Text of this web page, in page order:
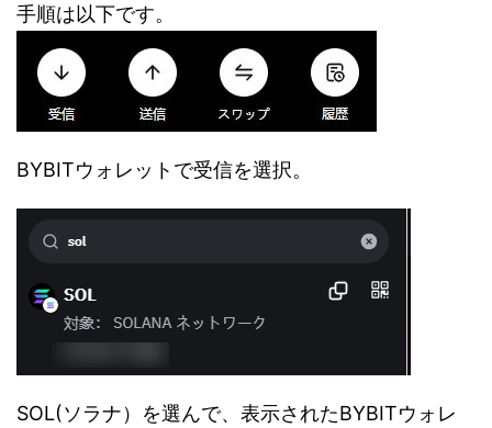
手順は以下です。
BYBITウォレットで受信を選択。
SOL(ソラナ）を選んで、表示されたBYBITウォレ